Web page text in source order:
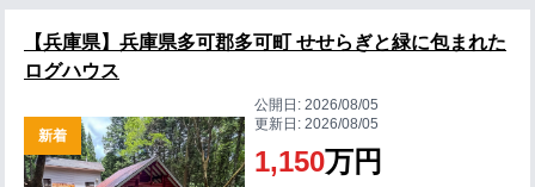
【兵庫県】兵庫県多可郡多可町 せせらぎと緑に包まれた
ログハウス
新着
公開日:2026/08/05
更新日:2026/08/05
1,150万円